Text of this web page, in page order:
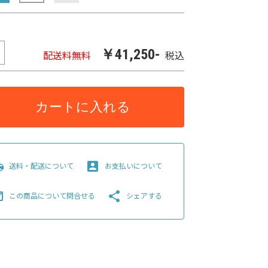
配送料無料 ￥41,250- 税込
カートに入れる
送料・配送について account_box お支払いについて
この商品について問合せる share シェアする